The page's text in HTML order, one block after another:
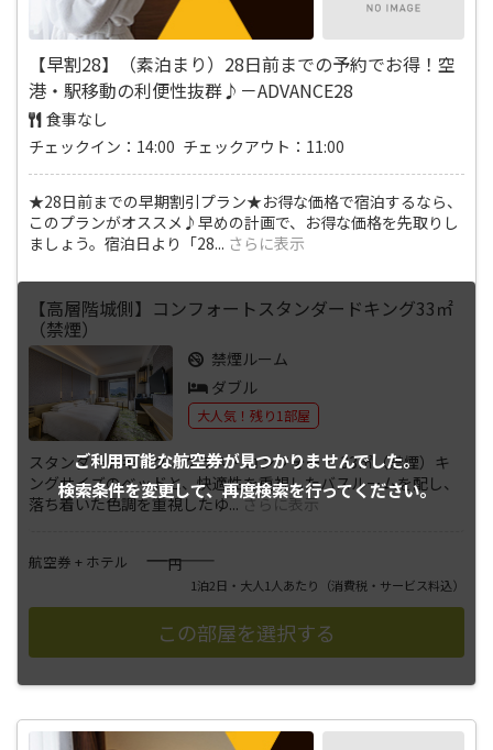
【早割28】（素泊まり）28日前までの予約でお得！空
港・駅移動の利便性抜群♪－ADVANCE28
食事なし
チェックイン：14:00 チェックアウト：11:00
★28日前までの早期割引プラン★お得な価格で宿泊するなら、
このプランがオススメ♪早めの計画で、お得な価格を先取りし
ましょう。宿泊日より「28... さらに表示
ご利用可能な航空券が見つかりませんでした。
検索条件を変更して、再度検索を行ってください。
【高層階城側】コンフォートスタンダードキング33㎡
（禁煙）
禁煙ルーム
ダブル
大人気！残り1部屋
スタンダードキング／クラス・コンフォート 33㎡（禁煙）キ
ングサイズのベッドと、快適性を重視したバスルームを配し、
落ち着いた色調を重視したゆ... さらに表示
航空券 + ホテル ――――円
1泊2日・大人1人あたり （消費税・サービス料込）